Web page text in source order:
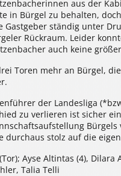
aus der
in Bürgel zu behalten,
Gastgeber ständig unter
Rückraum. Leider
auch keine
Toren mehr an Bürgel,
der Landesliga
zu verlieren ist sicher
durchaus stolz auf die
Ayse Altintas (4), Dilara
Talia Telli